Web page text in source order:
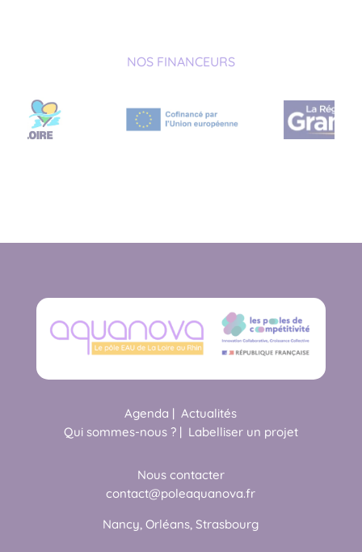
NOS FINANCEURS
Agenda |Actualités
Qui sommes-nous ?| Labelliser un projet
Nous contacter
contact@poleaquanova.fr
Nancy, Orléans, Strasbourg